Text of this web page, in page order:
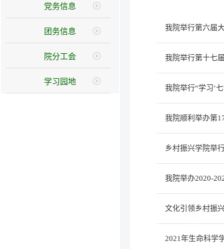
党务信息
团务信息
院分工会
学习园地
我院举行第六届
我院举行第十七
我院举行“学习‘
我院顺利举办第
乡村振兴学院举
我院举办2020-
文化引领乡村振
2021年生命科学